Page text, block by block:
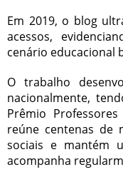
Em 2019, o blog
acessos,
cenário educacional
O trabalho
nacionalmente,
Prêmio
reúne centenas de
sociais e mantém
acompanha